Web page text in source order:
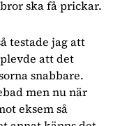
ska få prickar.
testade jag att
att det
snabbare.
men nu när
eksem så